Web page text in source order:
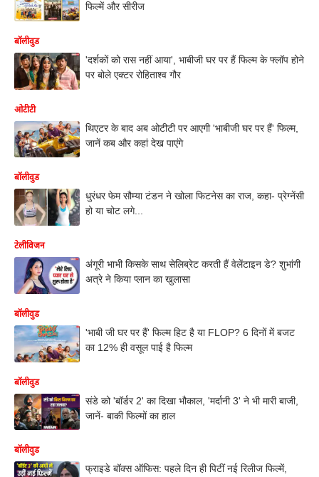
फिल्में और सीरीज
बॉलीवुड
'दर्शकों को रास नहीं आया', भाबीजी घर पर हैं फिल्म के फ्लॉप होने
पर बोले एक्टर रोहिताश्व गौर
ओटीटी
थिएटर के बाद अब ओटीटी पर आएगी 'भाबीजी घर पर हैं' फिल्म,
जानें कब और कहां देख पाएंगे
बॉलीवुड
धुरंधर फेम सौम्या टंडन ने खोला फिटनेस का राज, कहा- प्रेग्नेंसी
हो या चोट लगे...
टेलीविजन
अंगूरी भाभी किसके साथ सेलिब्रेट करती हैं वेलेंटाइन डे? शुभांगी
अत्रे ने किया प्लान का खुलासा
बॉलीवुड
'भाबी जी घर पर हैं' फिल्म हिट है या FLOP? 6 दिनों में बजट
का 12% ही वसूल पाई है फिल्म
बॉलीवुड
संडे को 'बॉर्डर 2' का दिखा भौकाल, 'मर्दानी 3' ने भी मारी बाजी,
जानें- बाकी फिल्मों का हाल
बॉलीवुड
फ्राइडे बॉक्स ऑफिस: पहले दिन ही पिटीं नई रिलीज फिल्में,